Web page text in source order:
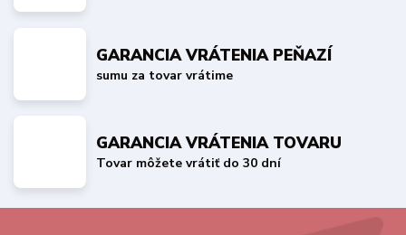
GARANCIA VRÁTENIA PEŇAZÍ
sumu za tovar vrátime
GARANCIA VRÁTENIA TOVARU
Tovar môžete vrátiť do 30 dní